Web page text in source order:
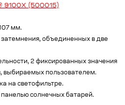
9100X (500015)
мм.
объединенных в две
2 фиксированных значения
выбираемых пользователем.
на светофильтре.
солнечных батарей.